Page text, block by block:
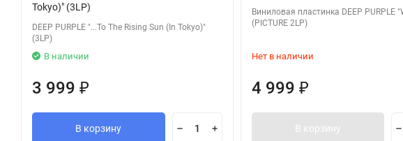
Tokyo)" (3LP)
DEEP PURPLE "...To The Rising Sun (In Tokyo)"
(3LP)
В наличии
3 999 ₽
В корзину
Виниловая пластинка DEEP PURPLE
(PICTURE 2LP)
Нет в наличии
4 999 ₽
В корзину